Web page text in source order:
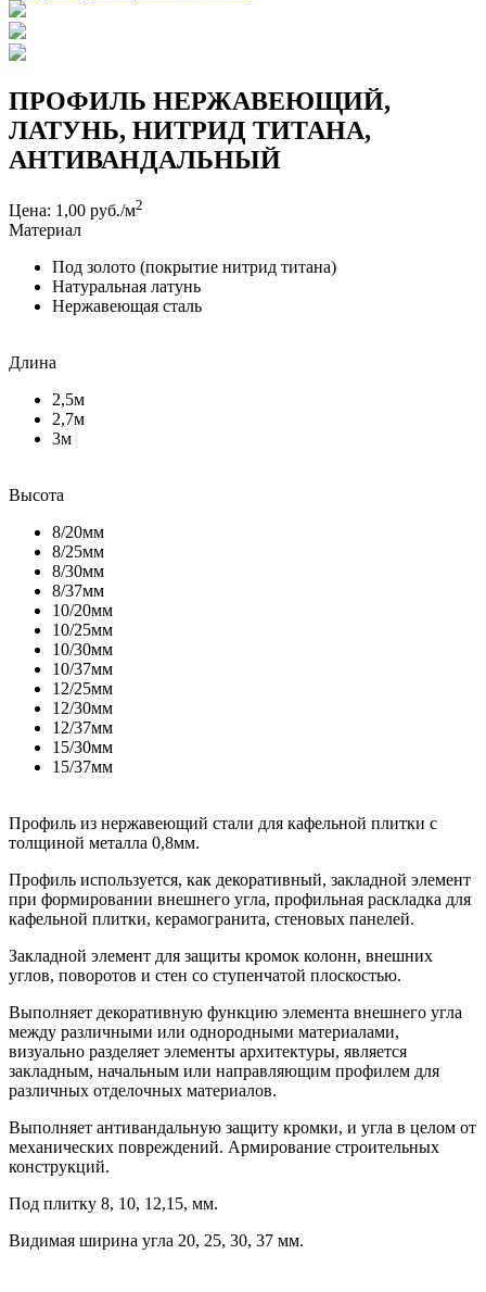
ПРОФИЛЬ НЕРЖАВЕЮЩИЙ,
ЛАТУНЬ, НИТРИД ТИТАНА,
АНТИВАНДАЛЬНЫЙ
Цена: 1,00 руб./м2
Материал
Под золото (покрытие нитрид титана)
Натуральная латунь
Нержавеющая сталь
Длина
2,5м
2,7м
3м
Высота
8/20мм
8/25мм
8/30мм
8/37мм
10/20мм
10/25мм
10/30мм
10/37мм
12/25мм
12/30мм
12/37мм
15/30мм
15/37мм
Профиль из нержавеющий стали для кафельной плитки с
толщиной металла 0,8мм.
Профиль используется, как декоративный, закладной элемент
при формировании внешнего угла, профильная раскладка для
кафельной плитки, керамогранита, стеновых панелей.
Закладной элемент для защиты кромок колонн, внешних
углов, поворотов и стен со ступенчатой плоскостью.
Выполняет декоративную функцию элемента внешнего угла
между различными или однородными материалами,
визуально разделяет элементы архитектуры, является
закладным, начальным или направляющим профилем для
различных отделочных материалов.
Выполняет антивандальную защиту кромки, и угла в целом от
механических повреждений. Армирование строительных
конструкций.
Под плитку 8, 10, 12,15, мм.
Видимая ширина угла 20, 25, 30, 37 мм.